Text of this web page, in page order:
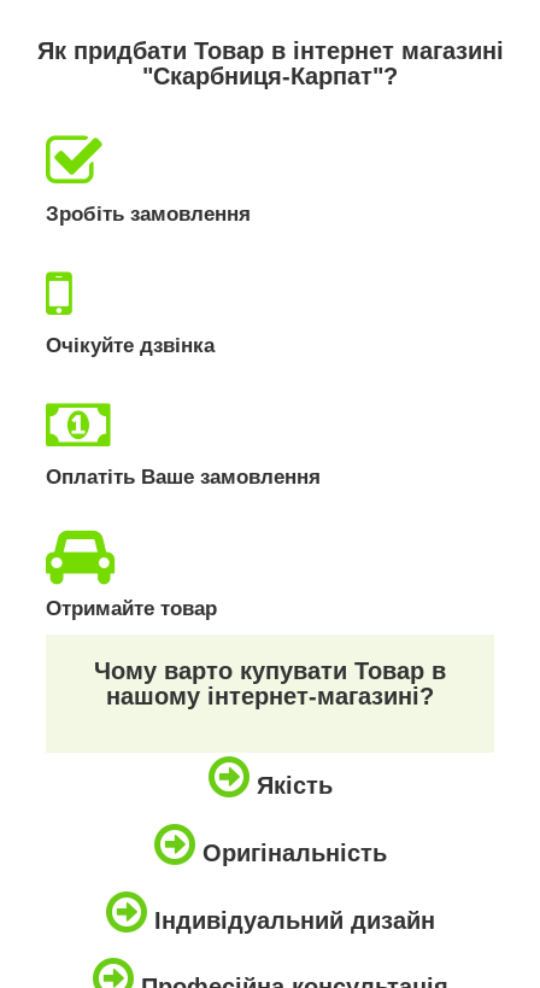
Як придбати Товар в інтернет магазині
"Скарбниця-Карпат"?
Зробіть замовлення
Очікуйте дзвінка
Оплатіть Ваше замовлення
Отримайте товар
Чому варто купувати Товар в
нашому інтернет-магазині?
Якість
Оригінальність
Індивідуальний дизайн